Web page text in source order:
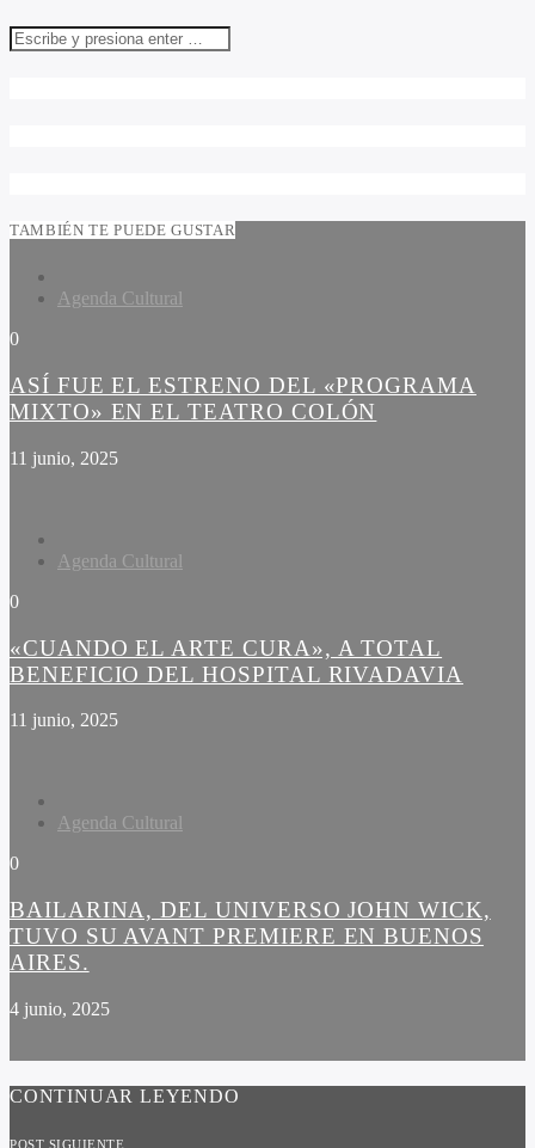
TAMBIÉN TE PUEDE GUSTAR
Agenda Cultural
0
ASÍ FUE EL ESTRENO DEL «PROGRAMA
MIXTO» EN EL TEATRO COLÓN
11 junio, 2025
Agenda Cultural
0
«CUANDO EL ARTE CURA», A TOTAL
BENEFICIO DEL HOSPITAL RIVADAVIA
11 junio, 2025
Agenda Cultural
0
BAILARINA, DEL UNIVERSO JOHN WICK,
TUVO SU AVANT PREMIERE EN BUENOS
AIRES.
4 junio, 2025
CONTINUAR LEYENDO
POST SIGUIENTE